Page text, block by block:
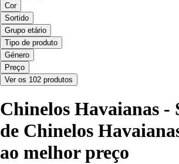
Cor
Sortido
Grupo etário
Tipo de produto
Género
Preço
Ver os 102 produtos
Chinelos Havaianas -
de Chinelos
ao melhor preço